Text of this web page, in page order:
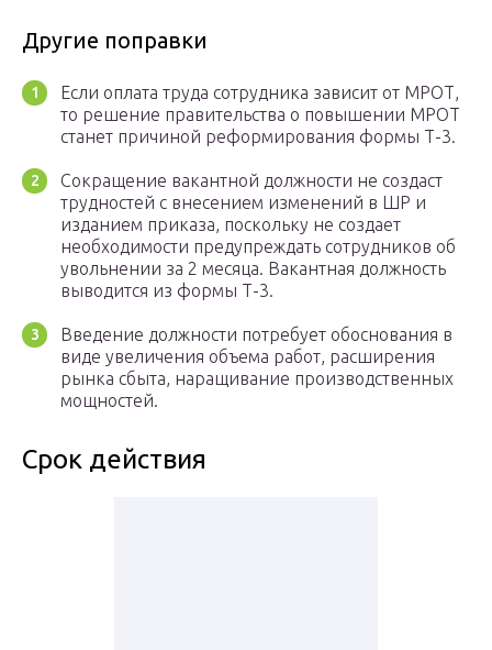
Другие поправки
Если оплата труда сотрудника зависит от МРОТ,
то решение правительства о повышении МРОТ
станет причиной реформирования формы Т-3.
Сокращение вакантной должности не создаст
трудностей с внесением изменений в ШР и
изданием приказа, поскольку не создает
необходимости предупреждать сотрудников об
увольнении за 2 месяца. Вакантная должность
выводится из формы Т-3.
Введение должности потребует обоснования в
виде увеличения объема работ, расширения
рынка сбыта, наращивание производственных
мощностей.
Срок действия